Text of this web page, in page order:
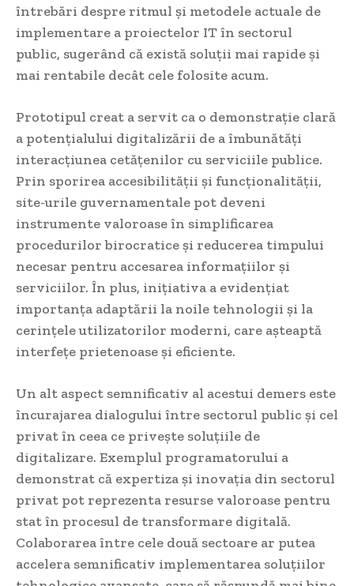
întrebări despre ritmul și metodele actuale de
implementare a proiectelor IT în sectorul
public, sugerând că există soluții mai rapide și
mai rentabile decât cele folosite acum.
Prototipul creat a servit ca o demonstrație clară
a potențialului digitalizării de a îmbunătăți
interacțiunea cetățenilor cu serviciile publice.
Prin sporirea accesibilității și funcționalității,
site-urile guvernamentale pot deveni
instrumente valoroase în simplificarea
procedurilor birocratice și reducerea timpului
necesar pentru accesarea informațiilor și
serviciilor. În plus, inițiativa a evidențiat
importanța adaptării la noile tehnologii și la
cerințele utilizatorilor moderni, care așteaptă
interfețe prietenoase și eficiente.
Un alt aspect semnificativ al acestui demers este
încurajarea dialogului între sectorul public și cel
privat în ceea ce privește soluțiile de
digitalizare. Exemplul programatorului a
demonstrat că expertiza și inovația din sectorul
privat pot reprezenta resurse valoroase pentru
stat în procesul de transformare digitală.
Colaborarea între cele două sectoare ar putea
accelera semnificativ implementarea soluțiilor